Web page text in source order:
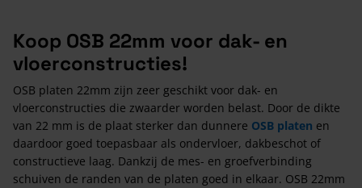
Koop OSB 22mm voor dak- en
vloerconstructies!
OSB platen 22mm zijn zeer geschikt voor dak- en
vloerconstructies die zwaarder worden belast. Door de dikte
van 22 mm is de plaat sterker dan dunnere OSB platen en
daardoor goed toepasbaar als ondervloer, dakbeschot of
constructieve laag. Dankzij de mes- en groefverbinding
schuiven de randen van de platen goed in elkaar. OSB 22mm